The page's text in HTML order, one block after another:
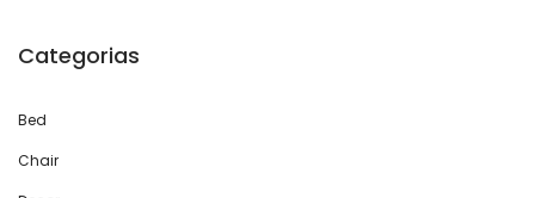
Categorias
Bed
Chair